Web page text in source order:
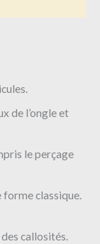
de l’ongle et
le perçage
forme classique.
callosités.